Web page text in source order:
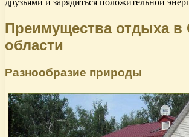
друзьями и зарядиться положительной
Преимущества отдыха в
области
Разнообразие природы